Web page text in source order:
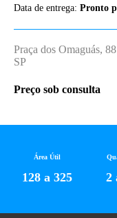
Área Útil
128 a 325 2
Data de entrega: Pronto
Praça dos Omaguás,
SP
Preço sob consulta